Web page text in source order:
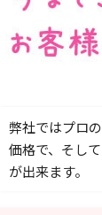
弊社ではプロ
価格で、そし
が出来ます。